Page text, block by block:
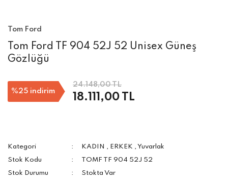
Tom Ford
Tom Ford TF 904 52J 52 Unisex Güneş
Gözlüğü
%25 indirim
24.148,00 TL
18.111,00 TL
Kategori KADIN , ERKEK ,Yuvarlak
Stok Kodu
TOMF TF 904 52J 52
Stok Durumu
Stokta Var